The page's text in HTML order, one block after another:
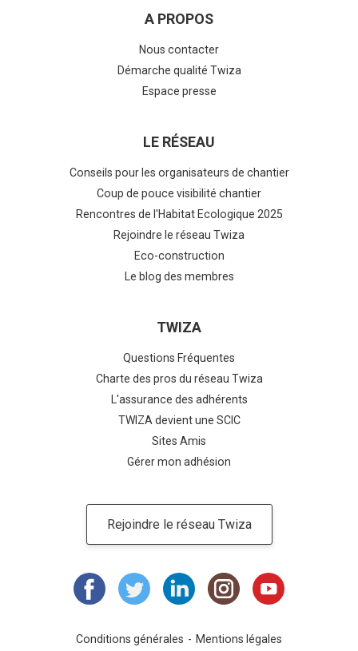
A PROPOS
Nous contacter
Démarche qualité Twiza
Espace presse
LE RÉSEAU
Conseils pour les organisateurs de chantier
Coup de pouce visibilité chantier
Rencontres de l'Habitat Ecologique 2025
Rejoindre le réseau Twiza
Eco-construction
Le blog des membres
TWIZA
Questions Fréquentes
Charte des pros du réseau Twiza
L'assurance des adhérents
TWIZA devient une SCIC
Sites Amis
Gérer mon adhésion
Rejoindre le réseau Twiza
Conditions générales Mentions légales